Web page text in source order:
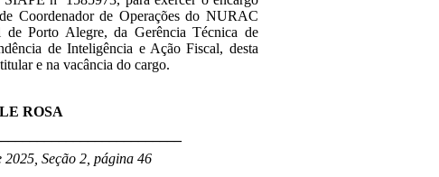
Coordenador de Operações do NURAC
Porto Alegre, da Gerência Técnica de
de Inteligência e Ação Fiscal, desta
e na vacância do cargo.
ROSA
2025, Seção 2, página 46